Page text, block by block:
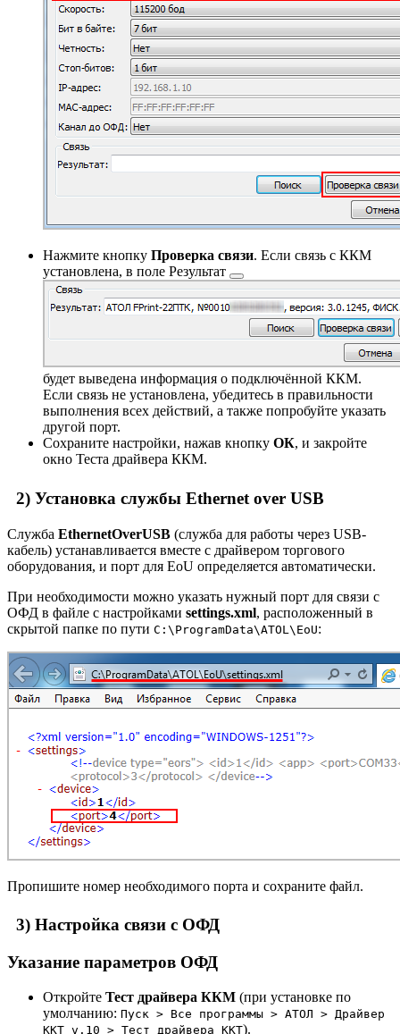
Нажмите кнопку Проверка связи. Если связь с ККМ
установлена, в поле Результат
будет выведена информация о подключённой ККМ.
Если связь не установлена, убедитесь в правильности
выполнения всех действий, а также попробуйте указать
другой порт.
Сохраните настройки, нажав кнопку ОК, и закройте
окно Теста драйвера ККМ.
2) Установка службы Ethernet over USB
Служба EthernetOverUSB (служба для работы через USB-
кабель) устанавливается вместе с драйвером торгового
оборудования, и порт для EoU определяется автоматически.
При необходимости можно указать нужный порт для связи с
ОФД в файле с настройками settings.xml, расположенный в
скрытой папке по пути C:\ProgramData\ATOL\EoU:
Пропишите номер необходимого порта и сохраните файл.
3) Настройка связи с ОФД
Указание параметров ОФД
Откройте Тест драйвера ККМ (при установке по
умолчанию: Пуск > Все программы > АТОЛ > Драйвер
ККТ v.10 > Тест драйвера ККТ).